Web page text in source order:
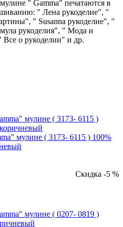
" Gamma" печатаются в
" Лена рукоделие", "
" Susanna рукоделие", "
рукоделия", " Мода и
о рукоделии" и др.
мулине ( 3173- 6115 ) 100%
Скидка -5 %